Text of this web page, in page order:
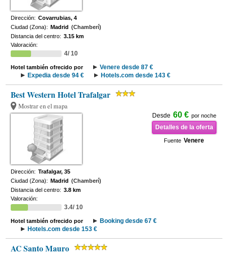
Dirección: Covarrubias, 4
Ciudad (Zona): Madrid (Chamberí)
Distancia del centro: 3.15 km
Valoración:
4/ 10
Hotel también ofrecido por
Venere desde 87 €
Expedia desde 94 €
Hotels.com desde 143 €
Best Western Hotel Trafalgar
Mostrar en el mapa
Desde 60 € por noche
Detalles de la oferta
Fuente Venere
Dirección: Trafalgar, 35
Ciudad (Zona): Madrid (Chamberí)
Distancia del centro: 3.8 km
Valoración:
3.4/ 10
Hotel también ofrecido por
Booking desde 67 €
Hotels.com desde 153 €
AC Santo Mauro